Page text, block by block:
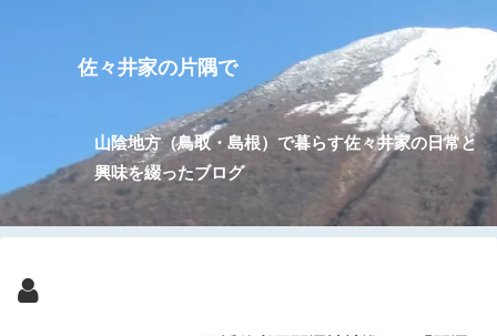
佐々井家の片隅で
山陰地方（鳥取・島根）で暮らす佐々井家の日常と
興味を綴ったブログ